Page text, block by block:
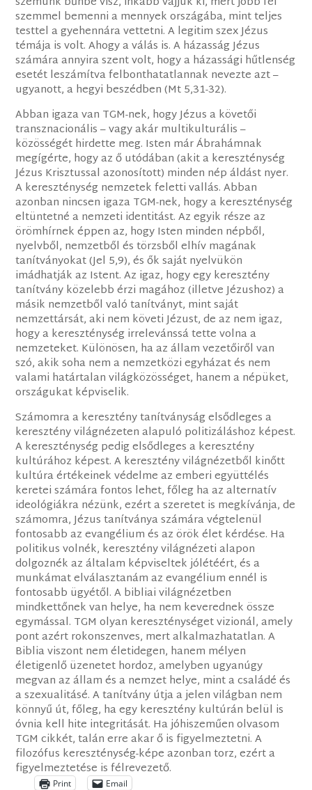
szemmel bemenni a mennyek országába, mint teljes
testtel a gyehennára vettetni. A legitim szex Jézus
témája is volt. Ahogy a válás is. A házasság Jézus
számára annyira szent volt, hogy a házassági hűtlenség
esetét leszámítva felbonthatatlannak nevezte azt –
ugyanott, a hegyi beszédben (Mt 5,31-32).
Abban igaza van TGM-nek, hogy Jézus a követői
transznacionális – vagy akár multikulturális –
közösségét hirdette meg. Isten már Ábrahámnak
megígérte, hogy az ő utódában (akit a kereszténység
Jézus Krisztussal azonosított) minden nép áldást nyer.
A kereszténység nemzetek feletti vallás. Abban
azonban nincsen igaza TGM-nek, hogy a kereszténység
eltüntetné a nemzeti identitást. Az egyik része az
örömhírnek éppen az, hogy Isten minden népből,
nyelvből, nemzetből és törzsből elhív magának
tanítványokat (Jel 5,9), és ők saját nyelvükön
imádhatják az Istent. Az igaz, hogy egy keresztény
tanítvány közelebb érzi magához (illetve Jézushoz) a
másik nemzetből való tanítványt, mint saját
nemzettársát, aki nem követi Jézust, de az nem igaz,
hogy a kereszténység irrelevánssá tette volna a
nemzeteket. Különösen, ha az állam vezetőiről van
szó, akik soha nem a nemzetközi egyházat és nem
valami határtalan világközösséget, hanem a népüket,
országukat képviselik.
Számomra a keresztény tanítványság elsődleges a
keresztény világnézeten alapuló politizáláshoz képest.
A kereszténység pedig elsődleges a keresztény
kultúrához képest. A keresztény világnézetből kinőtt
kultúra értékeinek védelme az emberi együttélés
keretei számára fontos lehet, főleg ha az alternatív
ideológiákra nézünk, ezért a szeretet is megkívánja, de
számomra, Jézus tanítványa számára végtelenül
fontosabb az evangélium és az örök élet kérdése. Ha
politikus volnék, keresztény világnézeti alapon
dolgoznék az általam képviseltek jólétéért, és a
munkámat elválasztanám az evangélium ennél is
fontosabb ügyétől. A bibliai világnézetben
mindkettőnek van helye, ha nem keverednek össze
egymással. TGM olyan kereszténységet vizionál, amely
pont azért rokonszenves, mert alkalmazhatatlan. A
Biblia viszont nem életidegen, hanem mélyen
életigenlő üzenetet hordoz, amelyben ugyanúgy
megvan az állam és a nemzet helye, mint a családé és
a szexualitásé. A tanítvány útja a jelen világban nem
könnyű út, főleg, ha egy keresztény kultúrán belül is
óvnia kell hite integritását. Ha jóhiszeműen olvasom
TGM cikkét, talán erre akar ő is figyelmeztetni. A
filozófus kereszténység-képe azonban torz, ezért a
figyelmeztetése is félrevezető.
Print Email